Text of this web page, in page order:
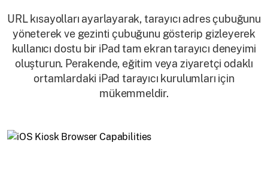
URL kısayolları ayarlayarak, tarayıcı adres çubuğunu
yöneterek ve gezinti çubuğunu gösterip gizleyerek
kullanıcı dostu bir iPad tam ekran tarayıcı deneyimi
oluşturun. Perakende, eğitim veya ziyaretçi odaklı
ortamlardaki iPad tarayıcı kurulumları için
mükemmeldir.